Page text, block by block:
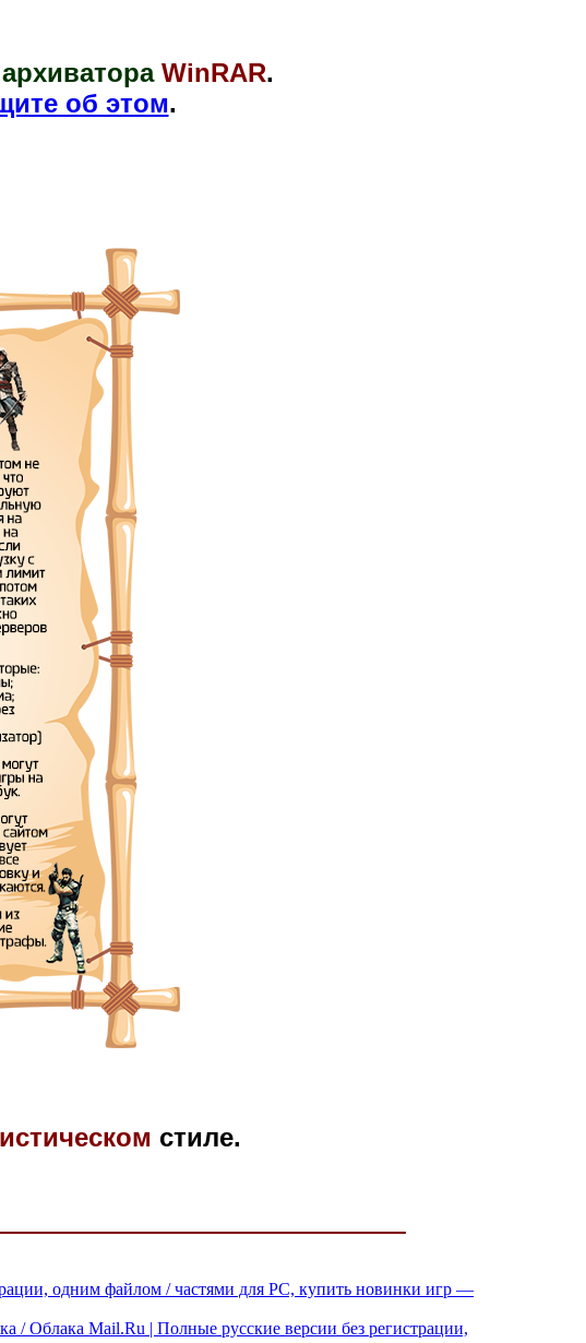
WinRAR.
об этом.
стиле.
одним файлом / частями для PC, купить новинки игр —
/ Облака Mail.Ru | Полные русские версии без регистрации,